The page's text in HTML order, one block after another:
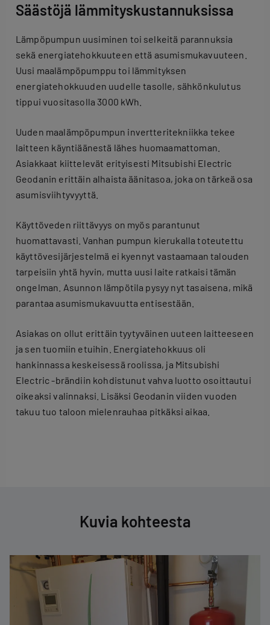
Säästöjä lämmityskustannuksissa
Lämpöpumpun uusiminen toi selkeitä parannuksia
sekä energiatehokkuuteen että asumismukavuuteen.
Uusi maalämpöpumppu toi lämmityksen
energiatehokkuuden uudelle tasolle, sähkönkulutus
tippui vuositasolla 3000 kWh.
Uuden maalämpöpumpun invertteritekniikka tekee
laitteen käyntiäänestä lähes huomaamattoman.
Asiakkaat kiittelevät erityisesti Mitsubishi Electric
Geodanin erittäin alhaista äänitasoa, joka on tärkeä osa
asumisviihtyvyyttä.
Käyttöveden riittävyys on myös parantunut
huomattavasti. Vanhan pumpun kierukalla toteutettu
käyttövesijärjestelmä ei kyennyt vastaamaan talouden
tarpeisiin yhtä hyvin, mutta uusi laite ratkaisi tämän
ongelman. Asunnon lämpötila pysyy nyt tasaisena, mikä
parantaa asumismukavuutta entisestään.
Asiakas on ollut erittäin tyytyväinen uuteen laitteeseen
ja sen tuomiin etuihin. Energiatehokkuus oli
hankinnassa keskeisessä roolissa, ja Mitsubishi
Electric -brändiin kohdistunut vahva luotto osoittautui
oikeaksi valinnaksi. Lisäksi Geodanin viiden vuoden
takuu tuo taloon mielenrauhaa pitkäksi aikaa.
Kuvia kohteesta